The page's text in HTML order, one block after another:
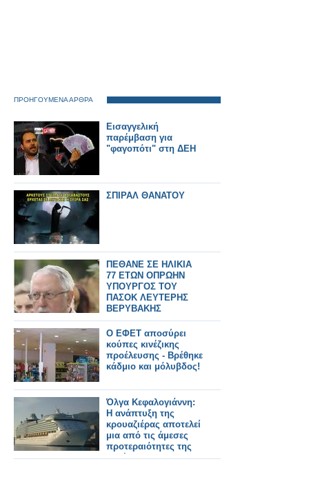
ΠΡΟΗΓΟΥΜΕΝΑ ΑΡΘΡΑ
Εισαγγελική
παρέμβαση για
"φαγοπότι" στη ΔΕΗ
ΣΠΙΡΑΛ ΘΑΝΑΤΟΥ
ΠΕΘΑΝΕ ΣΕ ΗΛΙΚΙΑ
77 ΕΤΩΝ ΟΠΡΩΗΝ
ΥΠΟΥΡΓΟΣ ΤΟΥ
ΠΑΣΟΚ ΛΕΥΤΕΡΗΣ
ΒΕΡΥΒΑΚΗΣ
O ΕΦΕΤ αποσύρει
κούπες κινέζικης
προέλευσης - Βρέθηκε
κάδμιο και μόλυβδος!
Όλγα Κεφαλογιάννη:
Η ανάπτυξη της
κρουαζιέρας αποτελεί
μια από τις άμεσες
προτεραιότητες της
κυβέρνησης